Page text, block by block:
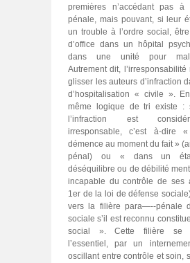
premières n’accédant pas à
pénale, mais pouvant, si leur
un trouble à l’ordre social,
d’office dans un hôpital
dans une unité pour
Autrement dit,
glisser les auteurs d’infraction
d’hospitalisation « civile ».
même logique de tri existe :
l’infraction est
irresponsable, c’est à-dire
démence au moment du fait »
pénal) ou « dans un
déséquilibre ou de débilité
incapable du contrôle de ses
1er de la loi de défense
vers la filière para—‐‑pénale
sociale s’il est reconnu
social ». Cette filière se
l’essentiel, par un
oscillant entre contrôle et soin,